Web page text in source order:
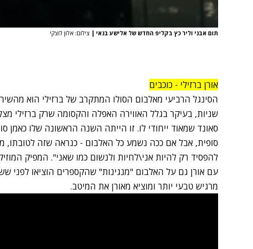
תום אבני וליר כץ בקליפ החדש של אלישע בנאי | צילום: אלון לוצקי
אורן ברזילי - כוכבים
שניות, בעיקר בגלל האווירה האפלה והקסומה שרק ברזילי
סאונד שמאוד ייחודי לו. זו הייתה השנה הראשונה שלו כאמן
סופית, אבל אם ככה נשמע כל האלבום - כנראה שזה לטובתו,
להפסיד רק להיות אני\לחיות ולנשום כמו שאני". המפיק
עם אורן גם על האלבום "מנגינות" שהקספרים הוציאו לפני
מרגיש טבעי יותר ומוציא מאורן את המיטב.